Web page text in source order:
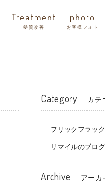
Treatment
髪質改善
photo
お客様フォト
Category カテ
フリックフラッ
リマイルのブログ
Archive アーカ